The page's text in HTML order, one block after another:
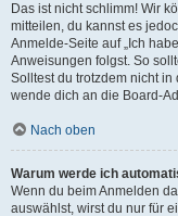
Das ist nicht schlimm! Wir
mitteilen, du kannst es
Anmelde-Seite auf „Ich
Anweisungen folgst. So
Solltest du trotzdem nicht
wende dich an die Board-
Nach oben
Warum werde ich
Wenn du beim Anmelden
auswählst, wirst du nur für